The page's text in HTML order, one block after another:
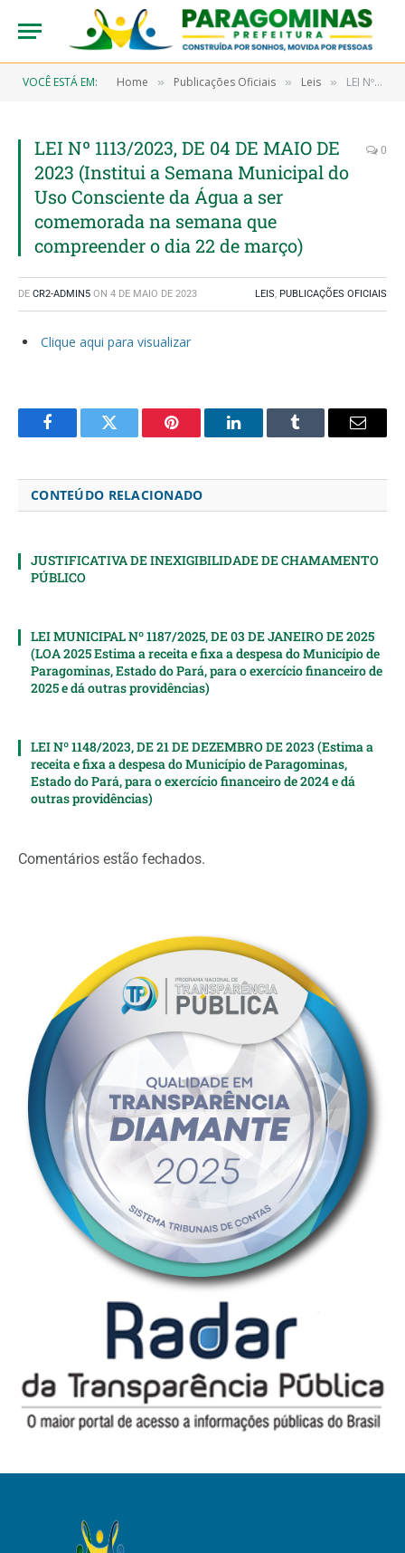
VOCÊ ESTÁ EM: Home » Publicações Oficiais » Leis » LEI Nº 1113/2023, DE 04 DE MAIO DE 2023 (Institui a Semana Municipal do Uso Consciente da Água a ser comemorada na semana que compreender o dia 22 de março)
LEI Nº 1113/2023, DE 04 DE MAIO DE
2023 (Institui a Semana Municipal do
Uso Consciente da Água a ser
comemorada na semana que
compreender o dia 22 de março)
0
DE CR2-ADMIN5 ON 4 DE MAIO DE 2023 LEIS, PUBLICAÇÕES OFICIAIS
Clique aqui para visualizar
FacebookTwitter Pinterest LinkedInTumblr Email
CONTEÚDO RELACIONADO
JUSTIFICATIVA DE INEXIGIBILIDADE DE CHAMAMENTO
PÚBLICO
LEI MUNICIPAL Nº 1187/2025, DE 03 DE JANEIRO DE 2025
(LOA 2025 Estima a receita e fixa a despesa do Município de
Paragominas, Estado do Pará, para o exercício financeiro de
2025 e dá outras providências)
LEI Nº 1148/2023, DE 21 DE DEZEMBRO DE 2023 (Estima a
receita e fixa a despesa do Município de Paragominas,
Estado do Pará, para o exercício financeiro de 2024 e dá
outras providências)
Comentários estão fechados.